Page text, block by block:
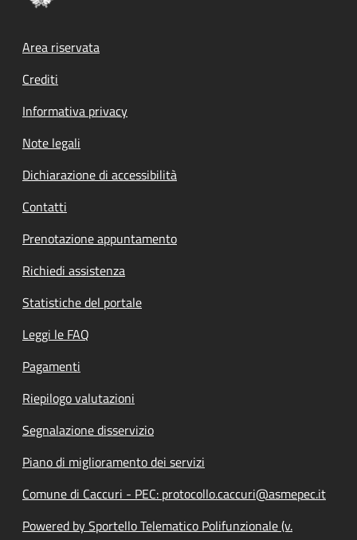
Footer menu
Area riservata
Crediti
Informativa privacy
Note legali
Dichiarazione di accessibilità
Contatti
Prenotazione appuntamento
Richiedi assistenza
Statistiche del portale
Leggi le FAQ
Pagamenti
Riepilogo valutazioni
Segnalazione disservizio
Piano di miglioramento dei servizi
Comune di Caccuri - PEC: protocollo.caccuri@asmepec.it
Powered by Sportello Telematico Polifunzionale (v.